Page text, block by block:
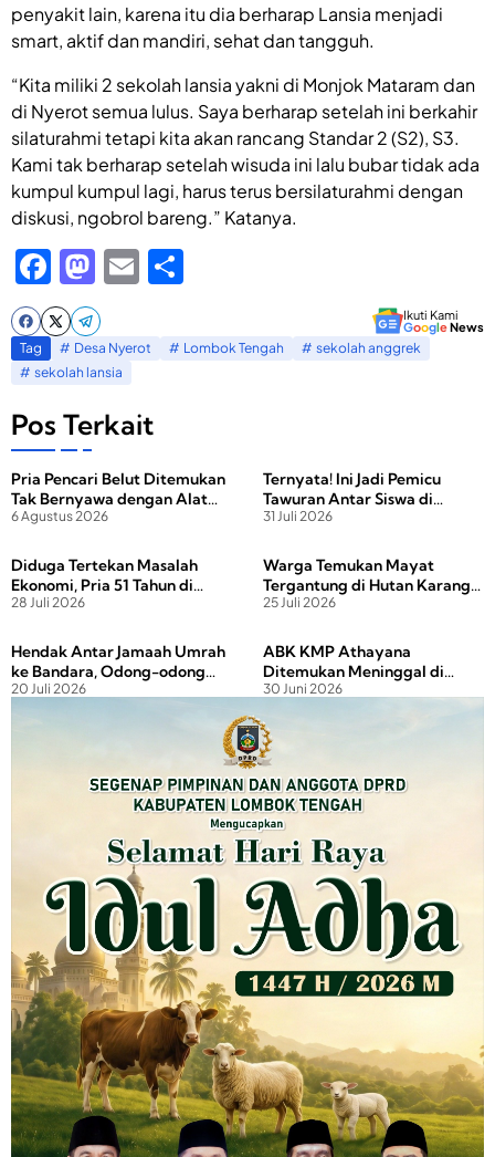
penyakit lain, karena itu dia berharap Lansia menjadi
smart, aktif dan mandiri, sehat dan tangguh.
“Kita miliki 2 sekolah lansia yakni di Monjok Mataram dan
di Nyerot semua lulus. Saya berharap setelah ini berkahir
silaturahmi tetapi kita akan rancang Standar 2 (S2), S3.
Kami tak berharap setelah wisuda ini lalu bubar tidak ada
kumpul kumpul lagi, harus terus bersilaturahmi dengan
diskusi, ngobrol bareng.” Katanya.
F
a
c
e
b
o
o
k
M
a
st
o
d
o
n
E
ail ar
Ikuti Kami
GoogleNews
Tag Desa Nyerot Lombok Tengah
sekolah anggrek
sekolah lansia
Pos Terkait
Pria Pencari Belut Ditemukan
Tak Bernyawa dengan Alat
Setrum di Tangan
6 Agustus 2026
Ternyata! Ini Jadi Pemicu
Tawuran Antar Siswa di
Lombok Tengah
31 Juli 2026
Diduga Tertekan Masalah
Ekonomi, Pria 51 Tahun di
Lobar Ditemukan Meninggal
28 Juli 2026
Warga Temukan Mayat
Tergantung di Hutan Karang
Sidemen
25 Juli 2026
Hendak Antar Jamaah Umrah
ke Bandara, Odong-odong
Adu Jangkrik dengan Pick Up
20 Juli 2026
ABK KMP Athayana
Ditemukan Meninggal di
Perairan Gilimas, Polisi
30 Juni 2026